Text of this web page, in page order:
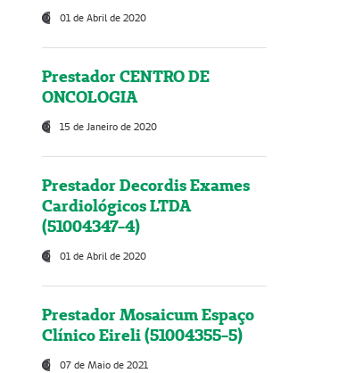
01 de Abril de 2020
Prestador CENTRO DE
ONCOLOGIA
15 de Janeiro de 2020
Prestador Decordis Exames
Cardiológicos LTDA
(51004347-4)
01 de Abril de 2020
Prestador Mosaicum Espaço
Clínico Eireli (51004355-5)
07 de Maio de 2021